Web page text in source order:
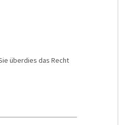
überdies das Recht